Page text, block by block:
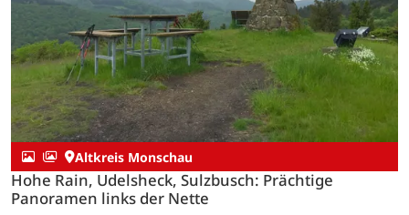
Altkreis Monschau
Hohe Rain, Udelsheck, Sulzbusch: Prächtige
Panoramen links der Nette